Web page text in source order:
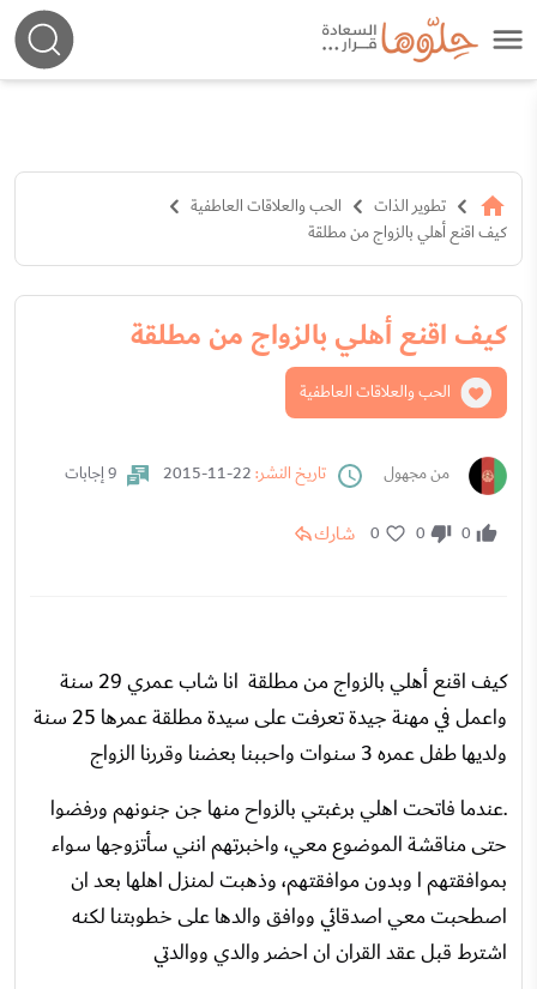
تطوير الذات
الحب والعلاقات العاطفية
كيف اقنع أهلي بالزواج من مطلقة
كيف اقنع أهلي بالزواج من مطلقة
الحب والعلاقات العاطفية
من مجهول تاريخ النشر: 9 إجابات
0
0
0 شارك
كيف اقنع أهلي بالزواج من مطلقة انا شاب عمري 29 سنة
واعمل في مهنة جيدة تعرفت على سيدة مطلقة عمرها 25 سنة
ولديها طفل عمره 3 سنوات واحببنا بعضنا وقررنا الزواج
.عندما فاتحت اهلي برغبتي بالزواح منها جن جنونهم ورفضوا
حتى مناقشة الموضوع معي، واخبرتهم انني سأتزوجها سواء
بموافقتهم ا وبدون موافقتهم، وذهبت لمنزل اهلها بعد ان
اصطحبت معي اصدقائي ووافق والدها على خطوبتنا لكنه
اشترط قبل عقد القران ان احضر والدي ووالدتي